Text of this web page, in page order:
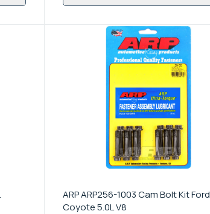
ARP ARP256-1003 Cam Bolt Kit Ford
Coyote 5.0L V8